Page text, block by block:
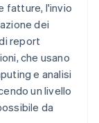
fatture, l'invio
dei
report
che usano
e analisi
un livello
da